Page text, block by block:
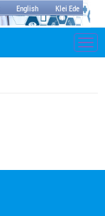
English Klei Ede